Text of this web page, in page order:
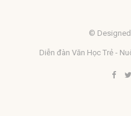
©
Diễn đàn Văn Học Trẻ -